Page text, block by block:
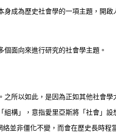
成為歷史社會學的一項主題，開
面向來進行研究的社會學主題。
所以如此，是因為正如其他社會
構」，意指愛里亞斯將「社會」
並非僵化不變，而會在歷史長時